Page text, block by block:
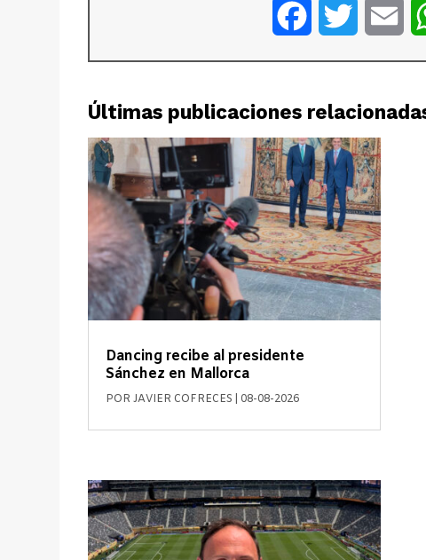
FacebookTwitter
Últimas publicaciones
Dancing recibe al presidente
Sánchez en Mallorca
PORJAVIER COFRECES 08-08-2026